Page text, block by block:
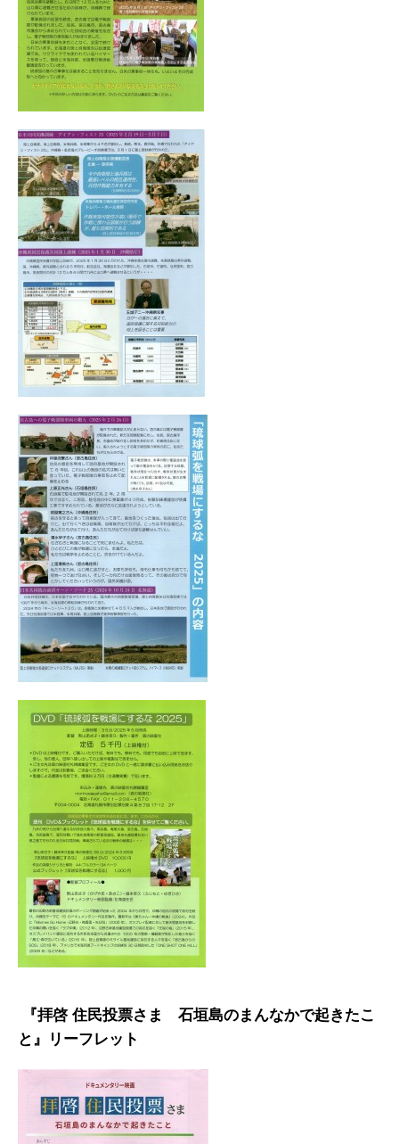
『拝啓 住民投票さま 石垣島のまんなかで起きたこ
と』
リーフレット